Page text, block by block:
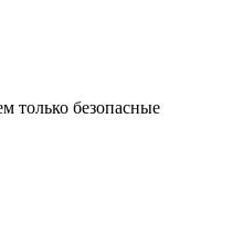
только безопасные